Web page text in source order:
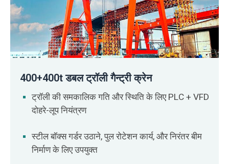
400+400t डबल ट्रॉली गैन्ट्री क्रेन
ट्रॉली की समकालिक गति और स्थिति के लिए PLC + VFD
दोहरे-लूप नियंत्रण
स्टील बॉक्स गर्डर उठाने, पुल रोटेशन कार्य, और निरंतर बीम
निर्माण के लिए उपयुक्त